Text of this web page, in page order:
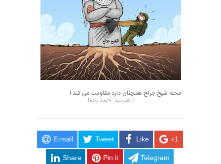
محله شیخ جراح همچنان دارد مقاومت می کند !
/ هنرمند: احمد رحما
E-mail Tweet Like +1
Share Pin it Telegram